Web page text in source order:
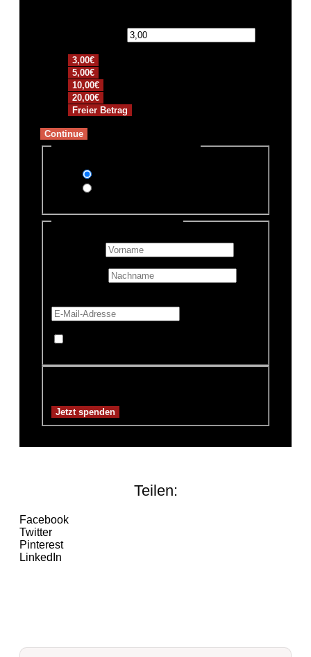
3,00€
5,00€
10,00€
20,00€
Freier Betrag
Continue
Teilen:
Facebook
Twitter
Pinterest
LinkedIn